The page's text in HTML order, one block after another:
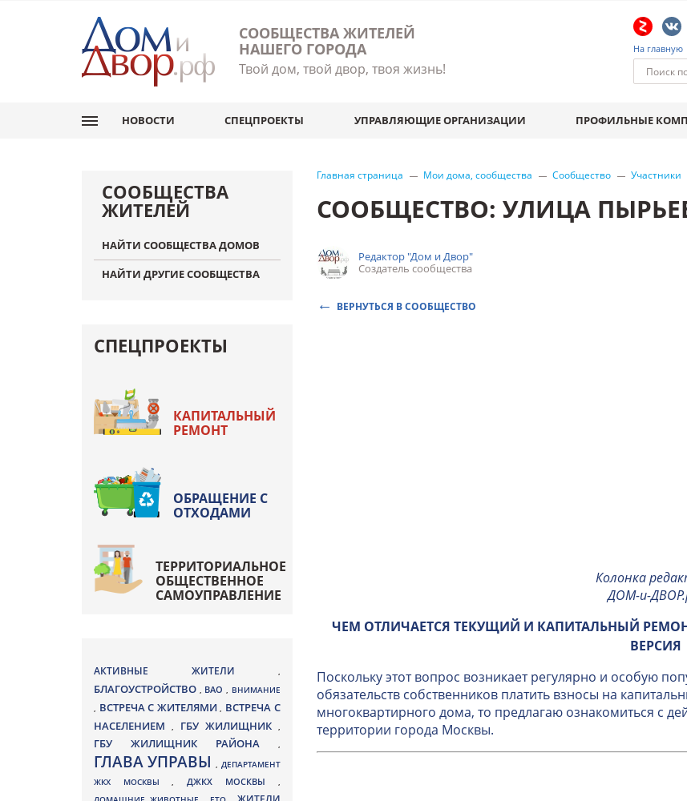
СООБЩЕСТВА ЖИТЕЛЕЙ
НАШЕГО ГОРОДА
Твой дом, твой двор, твоя жизнь!
На главную
НОВОСТИ СПЕЦПРОЕКТЫ УПРАВЛЯЮЩИЕ ОРГАНИЗАЦИИ ПРОФИЛЬНЫЕ
Главная страница Мои дома, сообщества Сообщество Участники
СООБЩЕСТВО: УЛИЦА
Редактор "Дом и Двор"
Создатель сообщества
ВЕРНУТЬСЯ В СООБЩЕСТВО
Колонка
ДОМ-и-
ЧЕМ ОТЛИЧАЕТСЯ ТЕКУЩИЙ И КАПИТАЛЬНЫЙ
ВЕРСИЯ
Поскольку этот вопрос возникает регулярно и особую
обязательств собственников платить взносы на
многоквартирного дома, то предлагаю ознакомиться с
территории города Москвы.
СООБЩЕСТВА
ЖИТЕЛЕЙ
НАЙТИ СООБЩЕСТВА ДОМОВ
НАЙТИ ДРУГИЕ СООБЩЕСТВА
СПЕЦПРОЕКТЫ
КАПИТАЛЬНЫЙ
РЕМОНТ
ОБРАЩЕНИЕ С
ОТХОДАМИ
ТЕРРИТОРИАЛЬНОЕ
ОБЩЕСТВЕННОЕ
САМОУПРАВЛЕНИЕ
АКТИВНЫЕ ЖИТЕЛИ ,
БЛАГОУСТРОЙСТВО , ВАО , ВНИМАНИЕ
, ВСТРЕЧА С ЖИТЕЛЯМИ, ВСТРЕЧА С
НАСЕЛЕНИЕМ
, ГБУ ЖИЛИЩНИК ,
ГБУ ЖИЛИЩНИК РАЙОНА ,
ГЛАВА УПРАВЫ, ДЕПАРТАМЕНТ
ЖКХ МОСКВЫ,ДЖКХ МОСКВЫ ,